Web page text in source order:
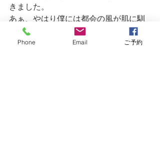
きました。
あぁ、やはり僕には都会の風が肌に馴
染みますわー。あはは。
Phone Email ご予約